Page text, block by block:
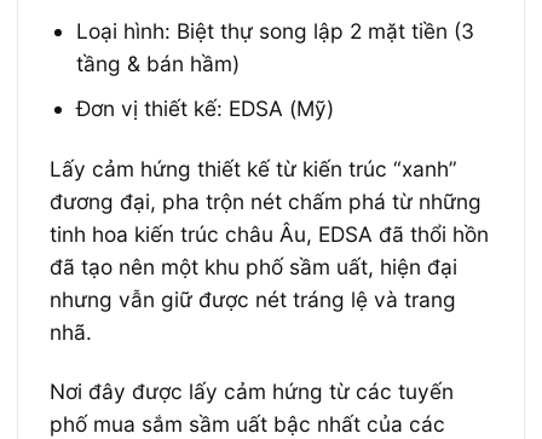
Loại hình: Biệt thự song lập 2 mặt tiền (3
tầng & bán hầm)
Đơn vị thiết kế: EDSA (Mỹ)
Lấy cảm hứng thiết kế từ kiến trúc “xanh”
đương đại, pha trộn nét chấm phá từ những
tinh hoa kiến trúc châu Âu, EDSA đã thổi hồn
đã tạo nên một khu phố sầm uất, hiện đại
nhưng vẫn giữ được nét tráng lệ và trang
nhã.
Nơi đây được lấy cảm hứng từ các tuyến
phố mua sắm sầm uất bậc nhất của các